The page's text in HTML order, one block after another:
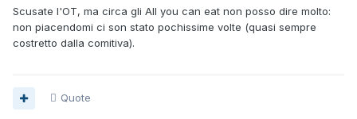
Scusate l'OT, ma circa gli All you can eat non posso dire molto:
non piacendomi ci son stato pochissime volte (quasi sempre
costretto dalla comitiva).
Quote